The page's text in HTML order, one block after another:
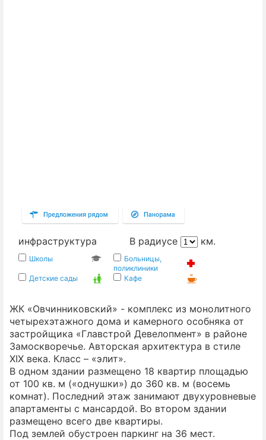
инфраструктура В радиусе км.
Школы
Больницы,
поликлиники
Детские сады
Кафе
ЖК «Овчинниковский» - комплекс из монолитного
четырехэтажного дома и камерного особняка от
застройщика «Главстрой Девелопмент» в районе
Замоскворечье. Авторская архитектура в стиле
XIX века. Класс – «элит».
В одном здании размещено 18 квартир площадью
от 100 кв. м («однушки») до 360 кв. м (восемь
комнат). Последний этаж занимают двухуровневые
апартаменты с мансардой. Во втором здании
размещено всего две квартиры.
Под землей обустроен паркинг на 36 мест.